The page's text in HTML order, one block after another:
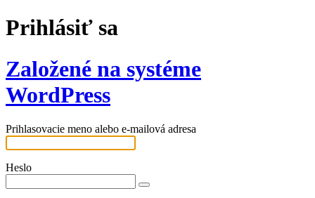
Prihlásiť sa
Založené na systéme
WordPress
Prihlasovacie meno alebo e-mailová adresa
Heslo